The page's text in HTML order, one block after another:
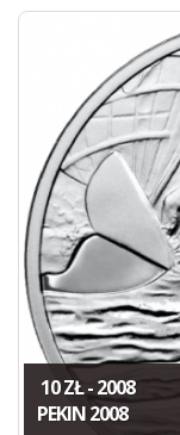
10 ZŁ - 2008
PEKIN 2008